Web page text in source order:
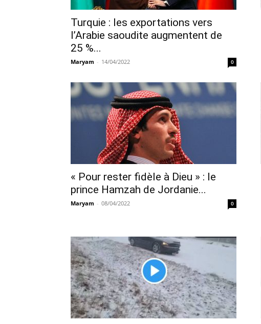
Turquie : les exportations vers
l’Arabie saoudite augmentent de
25 %...
Maryam - 14/04/2022 0
« Pour rester fidèle à Dieu » : le
prince Hamzah de Jordanie...
Maryam - 08/04/2022 0